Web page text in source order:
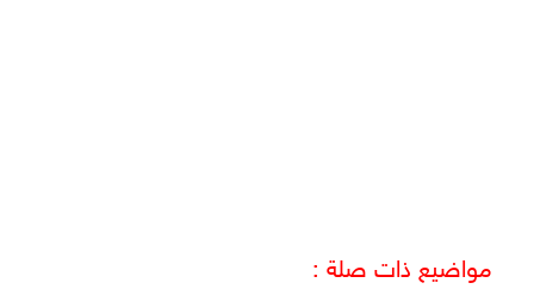
مواضيع ذات صلة :